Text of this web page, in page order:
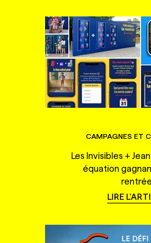
CAMPAGNES ET
Les Invisibles +
équation
rentrée
LIRE